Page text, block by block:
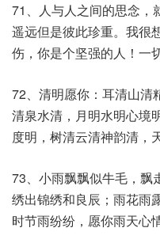
71、人与人之间的思念，
遥远但是彼此珍重。我很
伤，你是个坚强的人！一
72、清明愿你：耳清山清
清泉水清，月明水明心境
度明，树清云清神韵清，
73、小雨飘飘似牛毛，飘
绣出锦绣和良辰；雨花雨
时节雨纷纷，愿你雨天心